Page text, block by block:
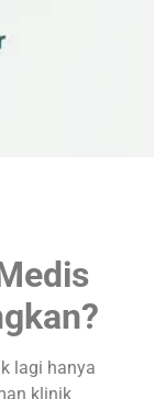
lagi hanya
klinik